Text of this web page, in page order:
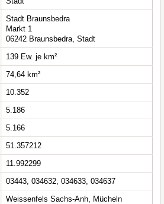
Stadt Braunsbedra
Markt 1
06242 Braunsbedra, Stadt
139 Ew. je km²
74,64 km²
10.352
5.186
5.166
51.357212
11.992299
03443, 034632, 034633, 034637
Weissenfels Sachs-Anh, Mücheln